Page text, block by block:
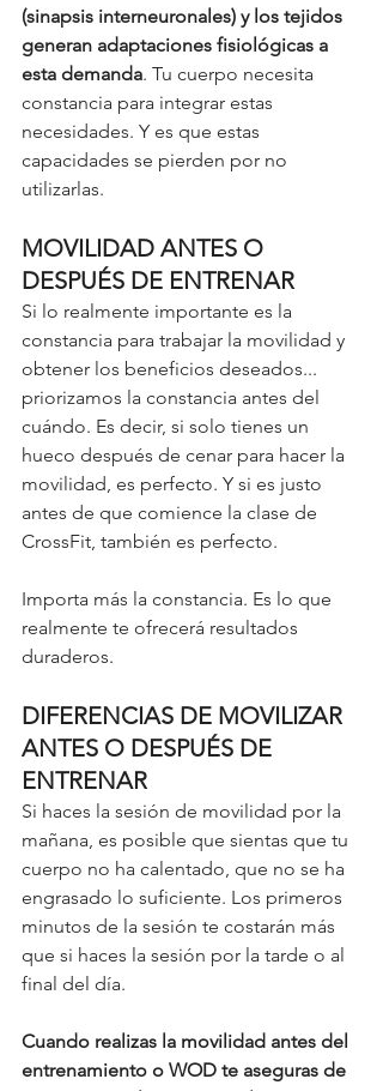
(sinapsis interneuronales) y los tejidos
generan adaptaciones fisiológicas a
esta demanda. Tu cuerpo necesita
constancia para integrar estas
necesidades. Y es que estas
capacidades se pierden por no
utilizarlas.
MOVILIDAD ANTES O
DESPUÉS DE ENTRENAR
Si lo realmente importante es la
constancia para trabajar la movilidad y
obtener los beneficios deseados...
priorizamos la constancia antes del
cuándo. Es decir, si solo tienes un
hueco después de cenar para hacer la
movilidad, es perfecto. Y si es justo
antes de que comience la clase de
CrossFit, también es perfecto.
Importa más la constancia. Es lo que
realmente te ofrecerá resultados
duraderos.
DIFERENCIAS DE MOVILIZAR
ANTES O DESPUÉS DE
ENTRENAR
Si haces la sesión de movilidad por la
mañana, es posible que sientas que tu
cuerpo no ha calentado, que no se ha
engrasado lo suficiente. Los primeros
minutos de la sesión te costarán más
que si haces la sesión por la tarde o al
final del día.
Cuando realizas la movilidad antes del
entrenamiento o WOD te aseguras de